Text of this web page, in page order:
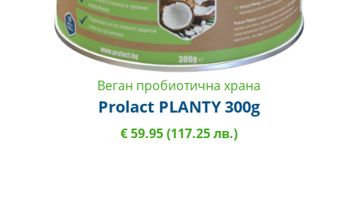
Веган пробиотична храна
Prolact PLANTY 300g
€ 59.95 (117.25 лв.)